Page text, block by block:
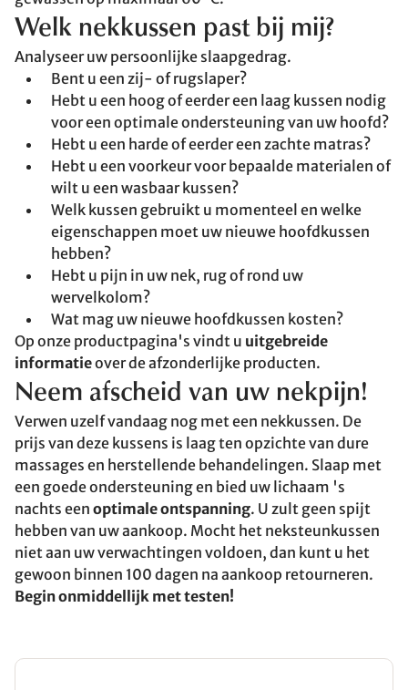
Welk nekkussen past bij mij?
Analyseer uw persoonlijke slaapgedrag.
Bent u een zij- of rugslaper?
Hebt u een hoog of eerder een laag kussen nodig
voor een optimale ondersteuning van uw hoofd?
Hebt u een harde of eerder een zachte matras?
Hebt u een voorkeur voor bepaalde materialen of
wilt u een wasbaar kussen?
Welk kussen gebruikt u momenteel en welke
eigenschappen moet uw nieuwe hoofdkussen
hebben?
Hebt u pijn in uw nek, rug of rond uw
wervelkolom?
Wat mag uw nieuwe hoofdkussen kosten?
Op onze productpagina's vindt u uitgebreide
informatieover de afzonderlijke producten.
Neem afscheid van uw nekpijn!
Verwen uzelf vandaag nog met een nekkussen. De
prijs van deze kussens is laag ten opzichte van dure
massages en herstellende behandelingen. Slaap met
een goede ondersteuning en bied uw lichaam 's
nachts een optimale ontspanning. U zult geen spijt
hebben van uw aankoop. Mocht het neksteunkussen
niet aan uw verwachtingen voldoen, dan kunt u het
gewoon binnen 100 dagen na aankoop retourneren.
Begin onmiddellijk met testen!